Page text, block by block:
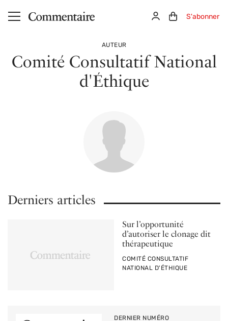
Aller au contenu principal ConnexionPanier (0)
S'abonner
AUTEUR
Comité Consultatif National
d'Éthique
Derniers articles
Sur l’opportunité
d’autoriser le clonage dit
thérapeutique
PAR
COMITÉ CONSULTATIF
NATIONAL D'ÉTHIQUE
DERNIER NUMÉRO